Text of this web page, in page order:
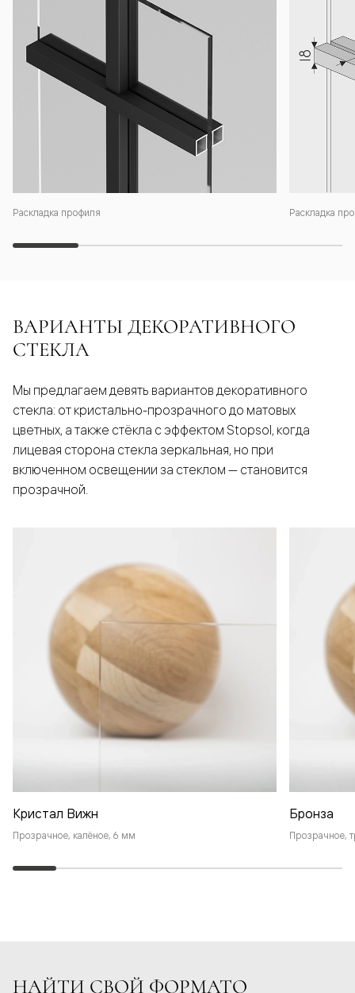
Раскладка профиля Раскладка
ВАРИАНТЫ ДЕКОРАТИВНОГО
СТЕКЛА
Мы предлагаем девять вариантов декоративного
стекла: от кристально-прозрачного до матовых
цветных, а также стёкла с эффектом Stopsol, когда
лицевая сторона стекла зеркальная, но при
включенном освещении за стеклом — становится
прозрачной.
Кристал Вижн
Прозрачное, калёное, 6 мм
Бронза
Прозрачное,
НАЙТИ СВОЙ ФОРМАТО